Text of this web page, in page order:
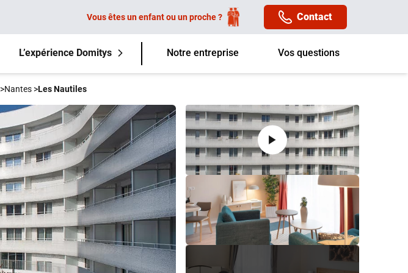
Vous êtes un enfant ou un proche ? Contact
L’expérience Domitys Notre entreprise Vos questions
>Nantes >Les Nautiles